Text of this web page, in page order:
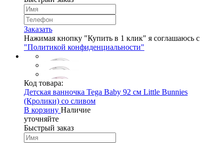
Заказать
Нажимая кнопку "Купить в 1 клик" я соглашаюсь с
"Политикой конфиденциальности"
Код товара:
Детская ванночка Tega Baby 92 см Little Bunnies
(Кролики) со сливом
В корзину Наличие
уточняйте
Быстрый заказ